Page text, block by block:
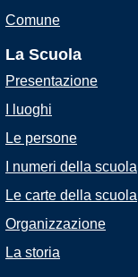
Comune
La Scuola
Presentazione
I luoghi
Le persone
I numeri della scuola
Le carte della scuola
Organizzazione
La storia